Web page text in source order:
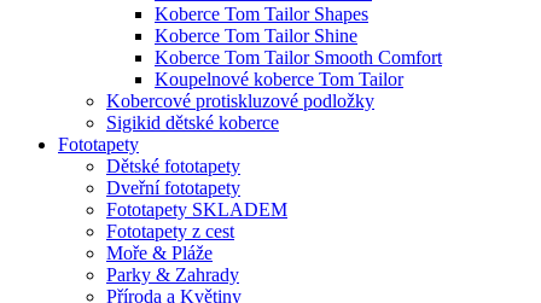
Koberce Tom Tailor Shapes
Koberce Tom Tailor Shine
Koberce Tom Tailor Smooth Comfort
Koupelnové koberce Tom Tailor
Kobercové protiskluzové podložky
Sigikid dětské koberce
Fototapety
Dětské fototapety
Dveřní fototapety
Fototapety SKLADEM
Fototapety z cest
Moře & Pláže
Parky & Zahrady
Příroda a Květiny